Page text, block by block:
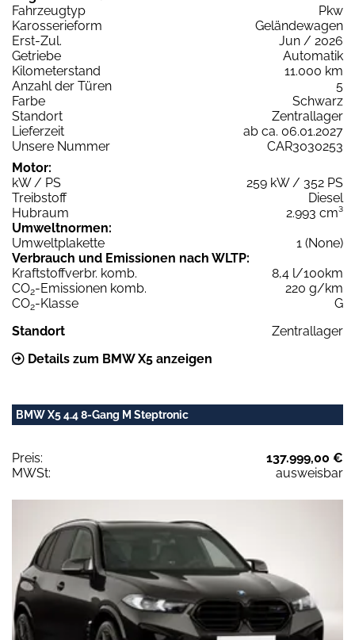
Fahrzeugtyp
Pkw
Karosserieform
Geländewagen
Erst-Zul.
Jun / 2026
Getriebe
Automatik
Kilometerstand
11.000 km
Anzahl der Türen
5
Farbe
Schwarz
Standort
Zentrallager
Lieferzeit
ab ca. 06.01.2027
Unsere Nummer
CAR3030253
Motor:
kW / PS
259 kW / 352 PS
Treibstoff
Diesel
Hubraum
2.993 cm³
Umweltnormen:
Umweltplakette
1 (None)
Verbrauch und Emissionen nach WLTP:
Kraftstoffverbr. komb.
8,4 l/100km
CO2-Emissionen komb.
220 g/km
CO2-Klasse
G
Standort
Zentrallager
Details zum BMW X5 anzeigen
BMW X5 4.4 8-Gang M Steptronic
Preis:
137.999,00 €
MWSt:
ausweisbar